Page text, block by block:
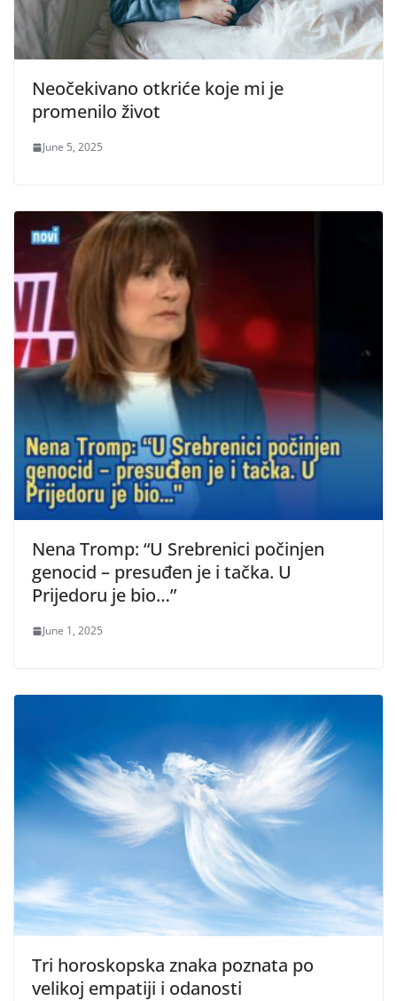
Neočekivano otkriće koje mi je
promenilo život
June 5, 2025
Nena Tromp: “U Srebrenici počinjen
genocid – presuđen je i tačka. U
Prijedoru je bio…”
June 1, 2025
Tri horoskopska znaka poznata po
velikoj empatiji i odanosti